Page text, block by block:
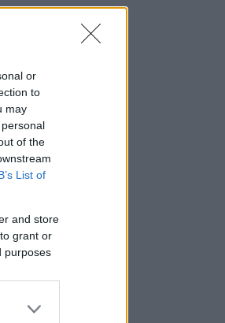
or
to
may
of the
List of
and store
grant or
purposes